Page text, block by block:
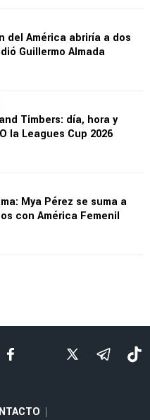
del América abriría a dos
Guillermo Almada
Timbers: día, hora y
la Leagues Cup 2026
Mya Pérez se suma a
con América Femenil
|